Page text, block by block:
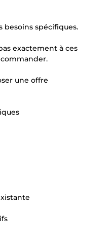
besoins spécifiques.
exactement à ces
une offre